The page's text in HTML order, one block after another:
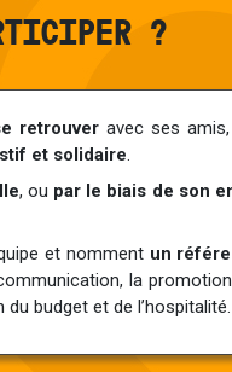
?
retrouveravec ses
et solidaire.
, ou par le biais de son
et nomment un
la promotion
budget et de l’hospitalité.